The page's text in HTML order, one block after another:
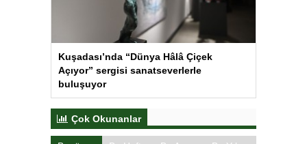
Kuşadası’nda “Dünya Hâlâ Çiçek
Açıyor” sergisi sanatseverlerle
buluşuyor
Çok Okunanlar